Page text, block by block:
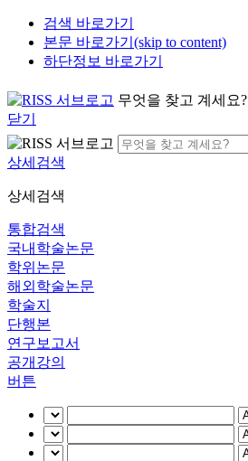
검색 바로가기
본문 바로가기(skip to content)
하단정보 바로가기
무엇을 찾고 계세요?
닫기
상세검색
상세검색
통합검색
국내학술논문
학위논문
해외학술논문
학술지
단행본
연구보고서
공개강의
버튼